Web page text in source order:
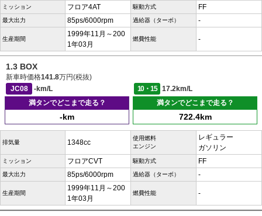
ミッション フロア4AT 駆動方式 FF
最大出力 85ps/6000rpm 過給器（ターボ） -
生産期間
1999年11月～200
1年03月
燃費性能 -
1.3 BOX
新車時価格141.8万円(税抜)
JC08
-km/L 10・15
17.2km/L
満タンでどこまで走る？
-km
満タンでどこまで走る？
722.4km
排気量 1348cc
使用燃料
エンジン
レギュラー
ガソリン
ミッション フロアCVT 駆動方式 FF
最大出力 85ps/6000rpm 過給器（ターボ） -
生産期間
1999年11月～200
1年03月
燃費性能 -